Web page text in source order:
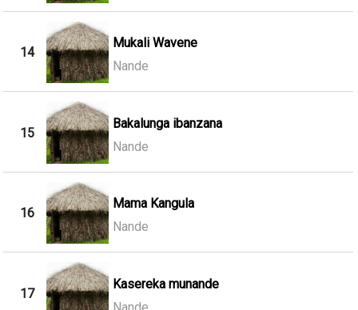
14
Mukali Wavene
Nande
15
Bakalunga ibanzana
Nande
16
Mama Kangula
Nande
17
Kasereka munande
Nande